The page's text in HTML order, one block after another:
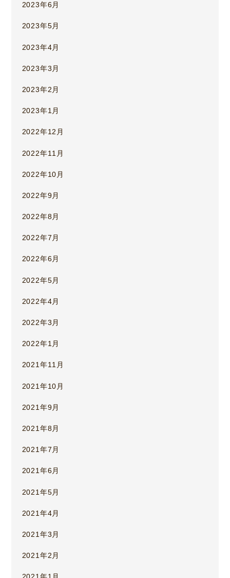
2023年6月
2023年5月
2023年4月
2023年3月
2023年2月
2023年1月
2022年12月
2022年11月
2022年10月
2022年9月
2022年8月
2022年7月
2022年6月
2022年5月
2022年4月
2022年3月
2022年1月
2021年11月
2021年10月
2021年9月
2021年8月
2021年7月
2021年6月
2021年5月
2021年4月
2021年3月
2021年2月